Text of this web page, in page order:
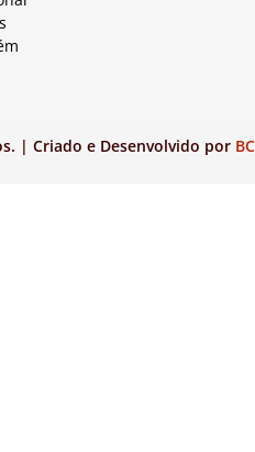
| Criado e Desenvolvido por